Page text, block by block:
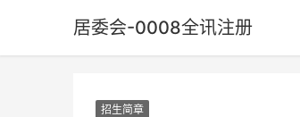
居委会-0008全讯注册
招生简章